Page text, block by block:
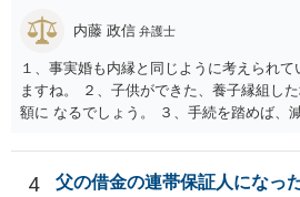
内藤 政信 弁護士
１、事実婚も内縁と同じように考えられ
ますね。 ２、子供ができた、養子縁組し
額に なるでしょう。 ３、手続を踏めば、
しょう。 いろいろ議論のあるところです
でしょう。
4
父の借金の連帯保証人になっ